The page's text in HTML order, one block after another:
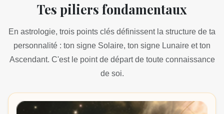
Tes piliers fondamentaux
En astrologie, trois points clés définissent la structure de ta
personnalité : ton signe Solaire, ton signe Lunaire et ton
Ascendant. C'est le point de départ de toute connaissance
de soi.